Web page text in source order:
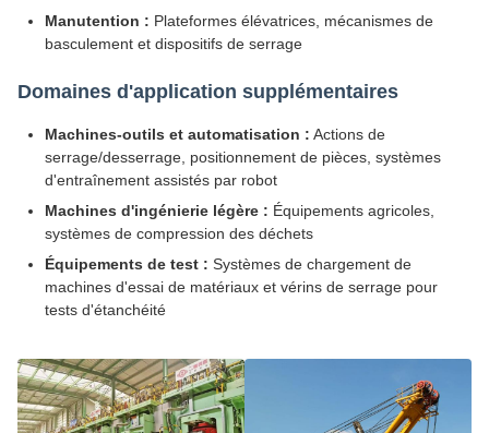
Manutention : Plateformes élévatrices, mécanismes de
basculement et dispositifs de serrage
Domaines d'application supplémentaires
Machines-outils et automatisation : Actions de
serrage/desserrage, positionnement de pièces, systèmes
d'entraînement assistés par robot
Machines d'ingénierie légère : Équipements agricoles,
systèmes de compression des déchets
Équipements de test : Systèmes de chargement de
machines d'essai de matériaux et vérins de serrage pour
tests d'étanchéité